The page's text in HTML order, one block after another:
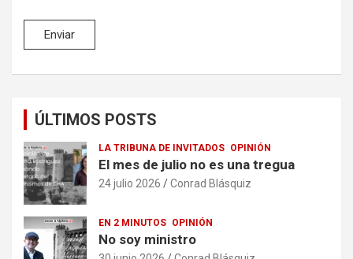
ÚLTIMOS POSTS
LA TRIBUNA DE INVITADOS OPINIÓN
El mes de julio no es una tregua
24 julio 2026 Conrad Blásquiz
EN 2 MINUTOS OPINIÓN
No soy ministro